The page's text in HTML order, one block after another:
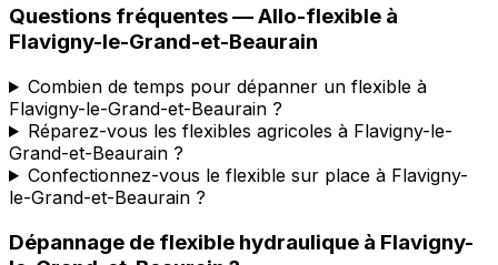
Questions fréquentes —Allo-flexible à
Flavigny-le-Grand-et-Beaurain
Combien de temps pour dépanner un flexible à
Flavigny-le-Grand-et-Beaurain ?
Réparez-vous les flexibles agricoles à Flavigny-le-
Grand-et-Beaurain ?
Confectionnez-vous le flexible sur place à Flavigny-
le-Grand-et-Beaurain ?
Dépannage de flexible hydraulique à Flavigny-